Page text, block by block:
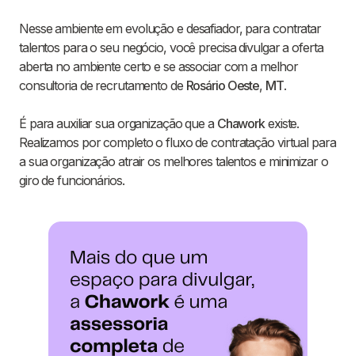
Nesse ambiente em evolução e desafiador, para contratar
talentos para o seu negócio, você precisa divulgar a oferta
aberta no ambiente certo e se associar com a melhor
consultoria de recrutamento de Rosário Oeste, MT.
É para auxiliar sua organização que a Chaworkexiste.
Realizamos por completo o fluxo de contratação virtual para
a sua organização atrair os melhores talentos e minimizar o
giro de funcionários.